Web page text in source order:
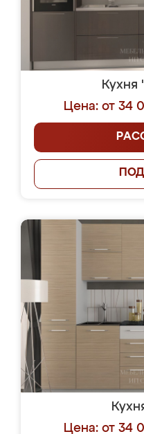
Кухня
Цена: от 34
Цена: от 34